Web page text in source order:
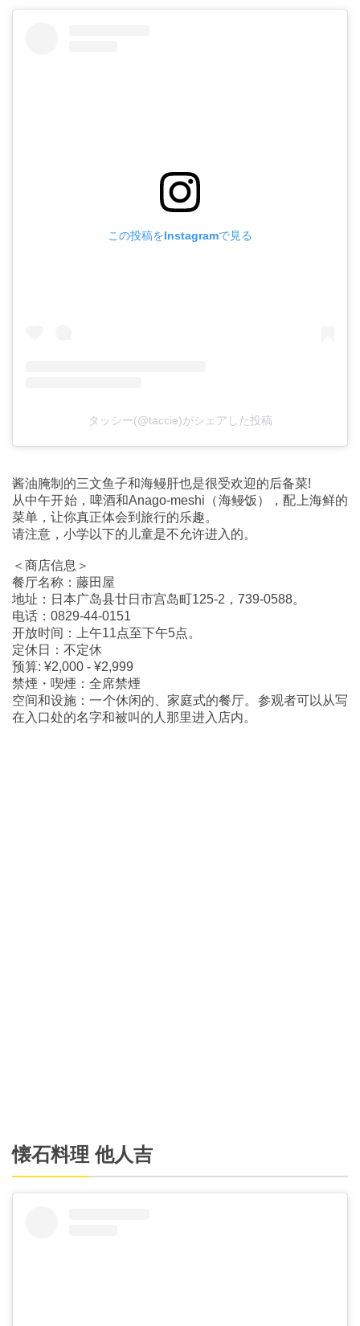
この投稿をInstagramで見る
タッシー(@taccie)がシェアした投稿
酱油腌制的三文鱼子和海鳗肝也是很受欢迎的后备菜!
从中午开始，啤酒和Anago-meshi（海鳗饭），配上海鲜的
菜单，让你真正体会到旅行的乐趣。
请注意，小学以下的儿童是不允许进入的。
＜商店信息＞
餐厅名称：藤田屋
地址：日本广岛县廿日市宫岛町125-2，739-0588。
电话：0829-44-0151
开放时间：上午11点至下午5点。
定休日：不定休
预算: ¥2,000 - ¥2,999
禁煙・喫煙：全席禁煙
空间和设施：一个休闲的、家庭式的餐厅。参观者可以从写
在入口处的名字和被叫的人那里进入店内。
懐石料理 他人吉